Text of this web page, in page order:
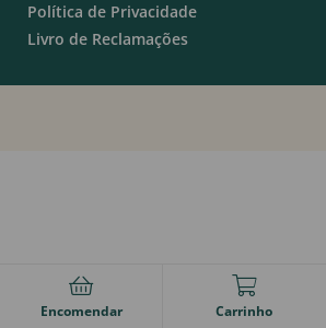
Política de Privacidade
Livro de Reclamações
Encomendar Carrinho